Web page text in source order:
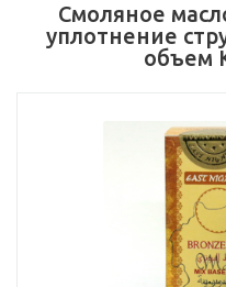
Смоляное
уплотнение
объем